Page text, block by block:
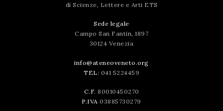
di Scienze, Lettere e Arti ETS
Sede legale
Campo San Fantin, 1897
30124 Venezia
info@ateneoveneto.org
TEL: 041 5224459
C.F. 80010450270
P.IVA 03885730279